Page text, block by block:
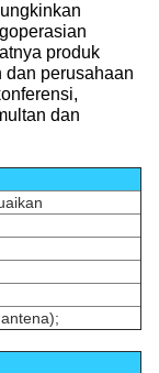
produk
dan perusahaan
dan